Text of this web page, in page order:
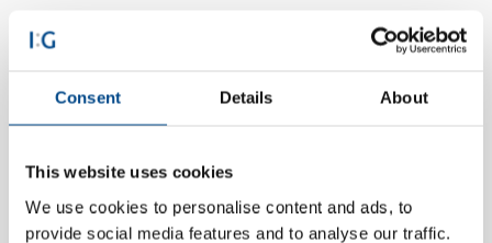
Consent Details About
This website uses cookies
We use cookies to personalise content and ads, to
provide social media features and to analyse our traffic.
Altre notizie